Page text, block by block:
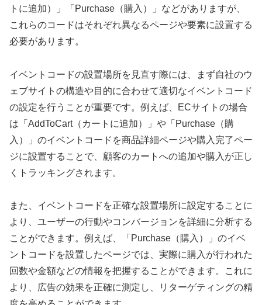
トに追加）」「Purchase（購入）」などがありますが、
これらのコードはそれぞれ異なるページや要素に設置する
必要があります。
イベントコードの設置場所を見直す際には、まず自社のウ
ェブサイトの構造や目的に合わせて適切なイベントコード
の設定を行うことが重要です。例えば、ECサイトの場合
は「AddToCart（カートに追加）」や「Purchase（購
入）」のイベントコードを商品詳細ページや購入完了ペー
ジに設置することで、顧客のカートへの追加や購入が正し
くトラッキングされます。
また、イベントコードを正確な設置場所に設定することに
より、ユーザーの行動やコンバージョンを詳細に分析する
ことができます。例えば、「Purchase（購入）」のイベ
ントコードを設置したページでは、実際に購入が行われた
回数や金額などの情報を把握することができます。これに
より、広告の効果を正確に測定し、リターゲティングの精